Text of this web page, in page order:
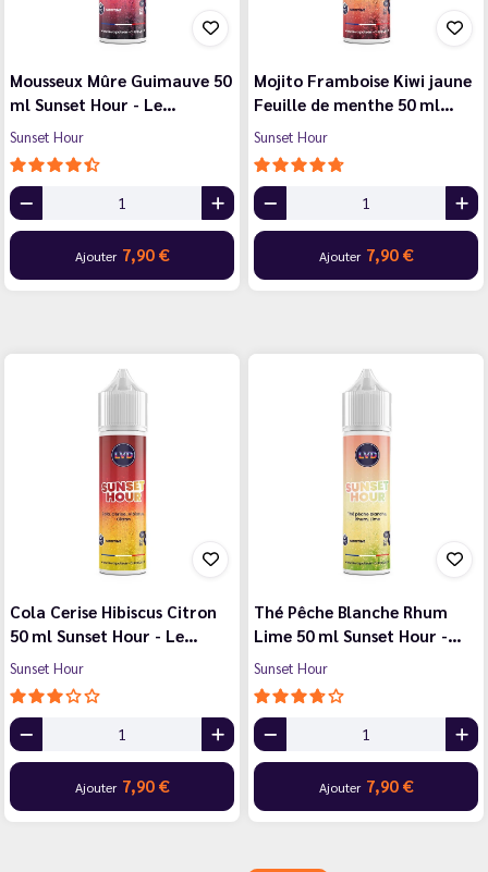
Mousseux Mûre Guimauve 50
ml Sunset Hour - Le…
Sunset Hour
Ajouter 7,90 €
Mojito Framboise Kiwi jaune
Feuille de menthe 50 ml…
Sunset Hour
Ajouter 7,90 €
Cola Cerise Hibiscus Citron
50 ml Sunset Hour - Le…
Sunset Hour
Ajouter 7,90 €
Thé Pêche Blanche Rhum
Lime 50 ml Sunset Hour -…
Sunset Hour
Ajouter 7,90 €